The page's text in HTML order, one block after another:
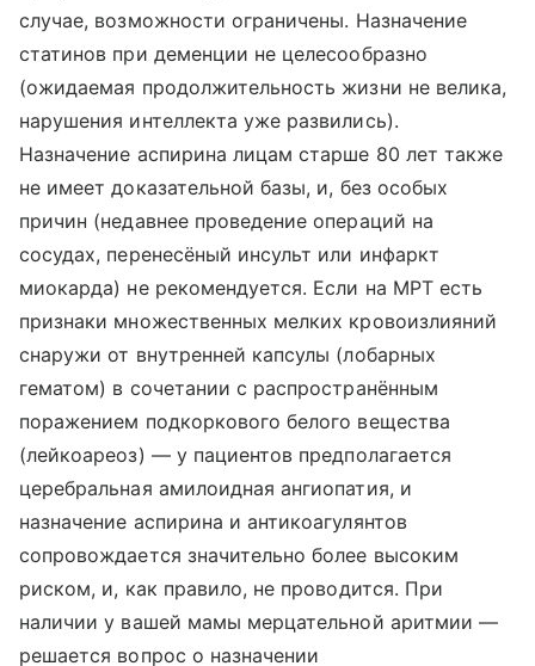
случае, возможности ограничены. Назначение
статинов при деменции не целесообразно
(ожидаемая продолжительность жизни не велика,
нарушения интеллекта уже развились).
Назначение аспирина лицам старше 80 лет также
не имеет доказательной базы, и, без особых
причин (недавнее проведение операций на
сосудах, перенесёный инсульт или инфаркт
миокарда) не рекомендуется. Если на МРТ есть
признаки множественных мелких кровоизлияний
снаружи от внутренней капсулы (лобарных
гематом) в сочетании с распространённым
поражением подкоркового белого вещества
(лейкоареоз) — у пациентов предполагается
церебральная амилоидная ангиопатия, и
назначение аспирина и антикоагулянтов
сопровождается значительно более высоким
риском, и, как правило, не проводится. При
наличии у вашей мамы мерцательной аритмии —
решается вопрос о назначении